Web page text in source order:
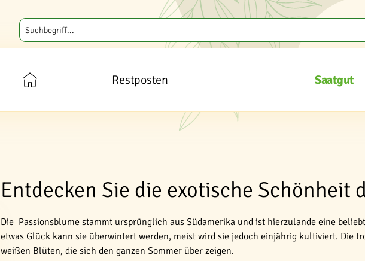
Restposten Saatgut
Entdecken Sie die exotische Schönheit
Die Passionsblume stammt ursprünglich aus Südamerika und ist hierzulande eine
etwas Glück kann sie überwintert werden, meist wird sie jedoch einjährig kultiviert. Die
weißen Blüten, die sich den ganzen Sommer über zeigen.